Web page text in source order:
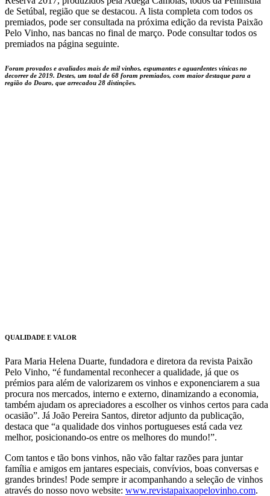
de Setúbal, região que se destacou. A lista completa com todos os
premiados, pode ser consultada na próxima edição da revista Paixão
Pelo Vinho, nas bancas no final de março. Pode consultar todos os
premiados na página seguinte.
Foram provados e avaliados mais de mil vinhos, espumantes e aguardentes vínicas no
decorrer de 2019. Destes, um total de 68 foram premiados, com maior destaque para a
região do Douro, que arrecadou 28 distinções.
QUALIDADE E VALOR
Para Maria Helena Duarte, fundadora e diretora da revista Paixão
Pelo Vinho, “é fundamental reconhecer a qualidade, já que os
prémios para além de valorizarem os vinhos e exponenciarem a sua
procura nos mercados, interno e externo, dinamizando a economia,
também ajudam os apreciadores a escolher os vinhos certos para cada
ocasião”. Já João Pereira Santos, diretor adjunto da publicação,
destaca que “a qualidade dos vinhos portugueses está cada vez
melhor, posicionando-os entre os melhores do mundo!”.
Com tantos e tão bons vinhos, não vão faltar razões para juntar
família e amigos em jantares especiais, convívios, boas conversas e
grandes brindes! Pode sempre ir acompanhando a seleção de vinhos
através do nosso novo website: www.revistapaixaopelovinho.com.